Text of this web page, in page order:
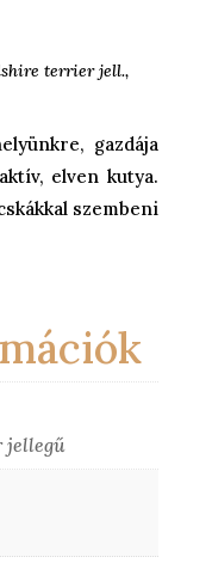
terrier jell.,
gazdája
elven kutya.
szembeni
jellegű